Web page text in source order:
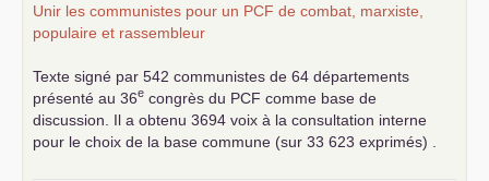
Unir les communistes pour un PCF de combat, marxiste,
populaire et rassembleur
Texte signé par 542 communistes de 64 départements
présenté au 36e congrès du PCF comme base de
discussion. Il a obtenu 3694 voix à la consultation interne
pour le choix de la base commune (sur 33 623 exprimés) .